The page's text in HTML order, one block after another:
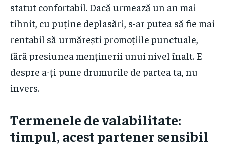
statut confortabil. Dacă urmează un an mai
tihnit, cu puține deplasări, s-ar putea să fie mai
rentabil să urmărești promoțiile punctuale,
fără presiunea menținerii unui nivel înalt. E
despre a-ți pune drumurile de partea ta, nu
invers.
Termenele de valabilitate:
timpul, acest partener sensibil